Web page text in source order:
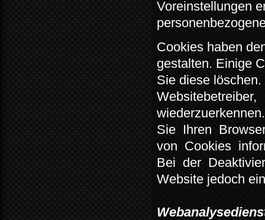
Voreinstellungen
Cookies haben
gestalten. Einige
Sie diese
Websitebetreiber,
Sie Ihren
von Cookies
Bei der
Website jedoch